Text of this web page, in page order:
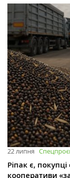
22 липня
Ріпак є,
кооперативи